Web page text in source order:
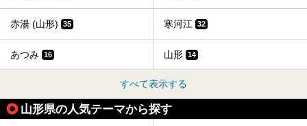
赤湯 (山形) 35 寒河江 32
あつみ 16 山形 14
すべて表示する
山形県の人気テーマから探す